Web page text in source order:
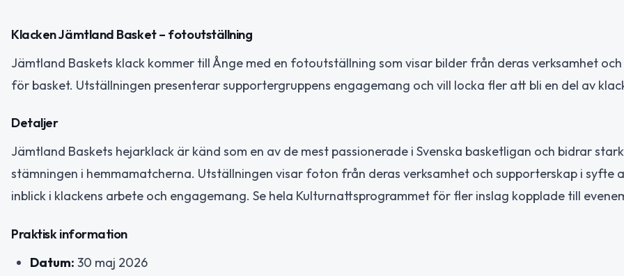
Klacken Jämtland Basket – fotoutställning
Jämtland Baskets klack kommer till Ånge med en fotoutställning som visar bilder från deras verksamhet och
för basket. Utställningen presenterar supportergruppens engagemang och vill locka fler att bli en del av
Detaljer
Jämtland Baskets hejarklack är känd som en av de mest passionerade i Svenska basketligan och bidrar
stämningen i hemmamatcherna. Utställningen visar foton från deras verksamhet och supporterskap i syfte
inblick i klackens arbete och engagemang. Se hela Kulturnattsprogrammet för fler inslag kopplade till
Praktisk information
Datum: 30 maj 2026